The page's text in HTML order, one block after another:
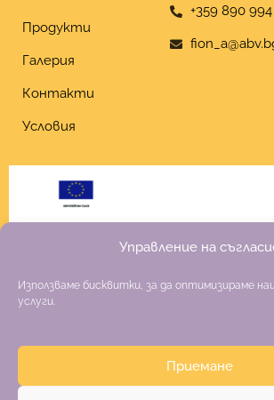
Управление на
Използваме бисквитки, за да оптимизираме
услуги.
Приемане
Продукти
Галерия
Контакти
Условия
+359 890 994